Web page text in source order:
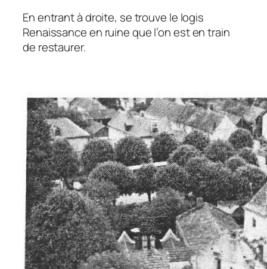
En entrant à droite, se trouve le logis
Renaissance en ruine que l’on est en train
de restaurer.